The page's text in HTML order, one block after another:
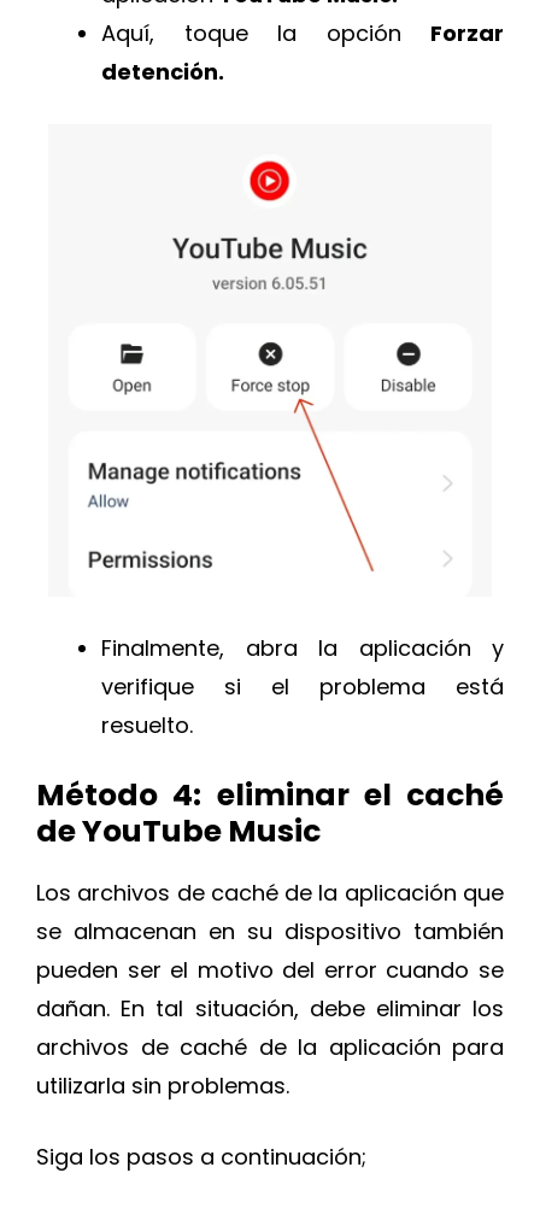
Aquí, toque la opción Forzar
detención.
Finalmente, abra la aplicación y
verifique si el problema está
resuelto.
Método 4: eliminar el caché
de YouTube Music
Los archivos de caché de la aplicación que
se almacenan en su dispositivo también
pueden ser el motivo del error cuando se
dañan. En tal situación, debe eliminar los
archivos de caché de la aplicación para
utilizarla sin problemas.
Siga los pasos a continuación;